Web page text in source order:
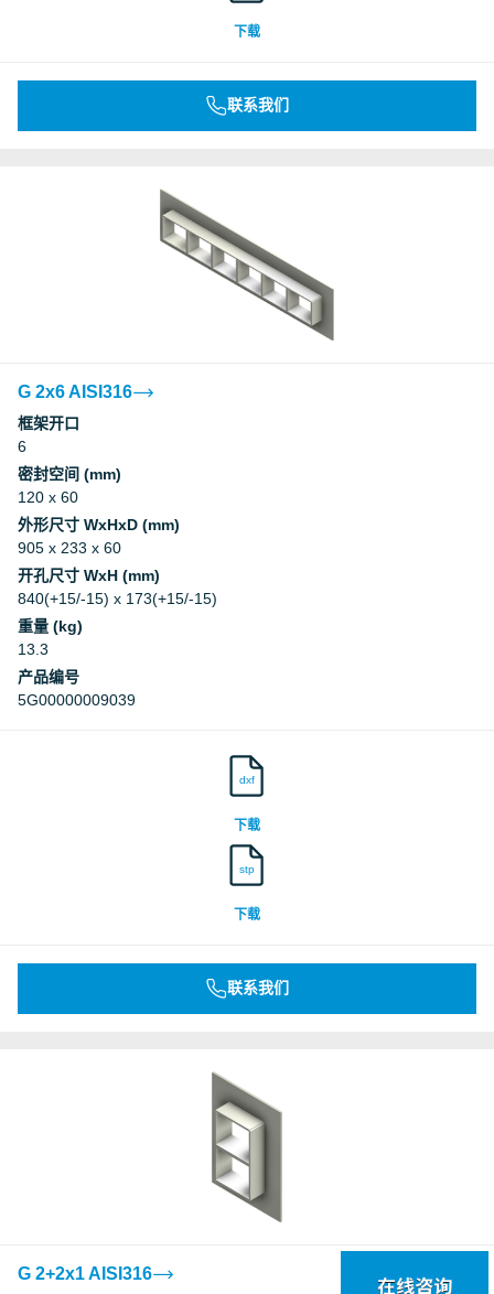
下载
联系我们
G 2x6 AISI316
框架开口
6
密封空间 (mm)
120 x 60
外形尺寸 WxHxD (mm)
905 x 233 x 60
开孔尺寸 WxH (mm)
840(+15/-15) x 173(+15/-15)
重量 (kg)
13.3
产品编号
5G00000009039
dxf
下载
stp
下载
联系我们
G 2+2x1 AISI316